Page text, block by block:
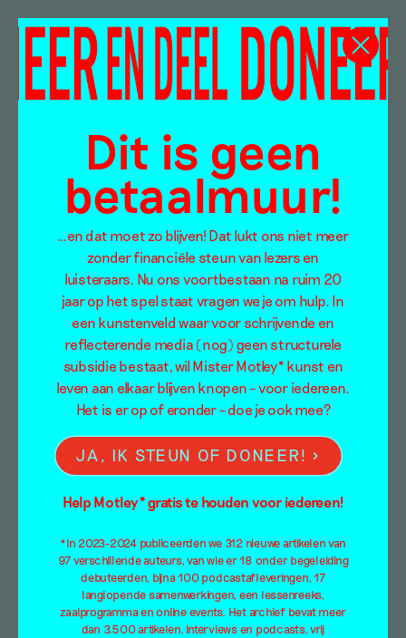
Dit is geen
betaalmuur!
…en dat moet zo blijven! Dat lukt ons niet meer
zonder financiële steun van lezers en
luisteraars. Nu ons voortbestaan na ruim 20
jaar op het spel staat vragen we je om hulp. In
een kunstenveld waar voor schrijvende en
reflecterende media (nog) geen structurele
subsidie bestaat, wil Mister Motley* kunst en
leven aan elkaar blijven knopen – voor iedereen.
Het is er op of eronder – doe je ook mee?
JA, IK STEUN OF DONEER!
Help Motley* gratis te houden voor iedereen!
*In 2023-2024 publiceerden we 312 nieuwe artikelen van
97 verschillende auteurs, van wie er 18 onder begeleiding
debuteerden, bijna 100 podcastafleveringen, 17
langlopende samenwerkingen, een lessenreeks,
zaalprogramma en online events. Het archief bevat meer
dan 3.500 artikelen, interviews en podcasts, vrij